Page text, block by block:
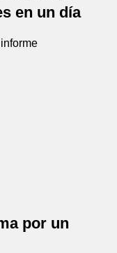
en un día
por un